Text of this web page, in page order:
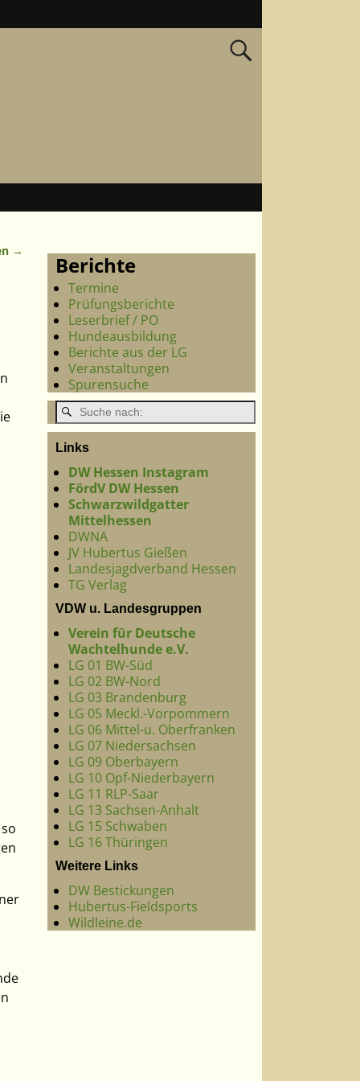
→
Berichte
Termine
Prüfungsberichte
Leserbrief / PO
Hundeausbildung
Berichte aus der LG
Veranstaltungen
Spurensuche
Links
DW Hessen Instagram
FördV DW Hessen
Schwarzwildgatter
Mittelhessen
DWNA
JV Hubertus Gießen
Landesjagdverband Hessen
TG Verlag
VDW u. Landesgruppen
Verein für Deutsche
Wachtelhunde e.V.
LG 01 BW-Süd
LG 02 BW-Nord
LG 03 Brandenburg
LG 05 Meckl.-Vorpommern
LG 06 Mittel-u. Oberfranken
LG 07 Niedersachsen
LG 09 Oberbayern
LG 10 Opf-Niederbayern
LG 11 RLP-Saar
LG 13 Sachsen-Anhalt
LG 15 Schwaben
LG 16 Thüringen
Weitere Links
DW Bestickungen
Hubertus-Fieldsports
Wildleine.de